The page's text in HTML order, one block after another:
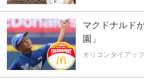
マクドナルド
園」
オリコンタイアッ